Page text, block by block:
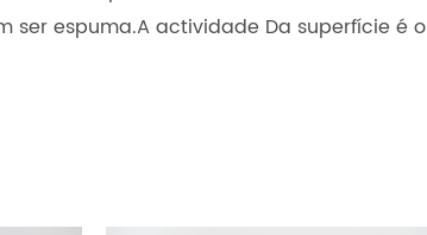
ser espuma.A actividade Da superfície é o